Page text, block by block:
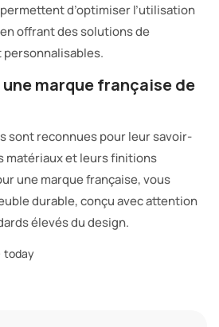
d’optimiser l’utilisation
offrant des solutions de
marque française de
sont reconnues pour leur savoir-
matériaux et leurs finitions
une marque française, vous
durable, conçu avec attention
élevés du design.
today